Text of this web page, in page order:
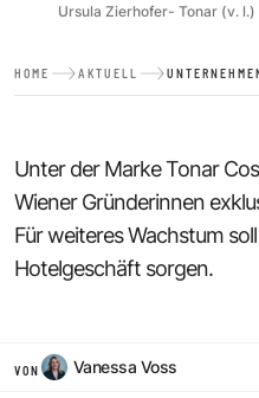
Ursula Zierhofer- Tonar (v.
HOME AKTUELL
Unter der Marke Tonar
Wiener Gründerinnen
Für weiteres Wachstum
Hotelgeschäft sorgen.
VON Vanessa Voss